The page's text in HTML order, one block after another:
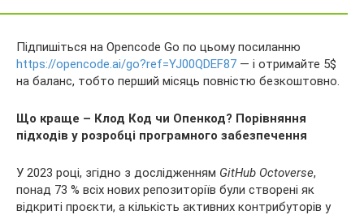
Підпишіться на Opencode Go по цьому посиланню
https://opencode.ai/go?ref=YJ00QDEF87 — і отримайте 5$
на баланс, тобто перший місяць повністю безкоштовно.
Що краще – Клод Код чи Опенкод? Порівняння
підходів у розробці програмного забезпечення
У 2023 році, згідно з дослідженням GitHub Octoverse,
понад 73 % всіх нових репозиторіїв були створені як
відкриті проєкти, а кількість активних контрибуторів у